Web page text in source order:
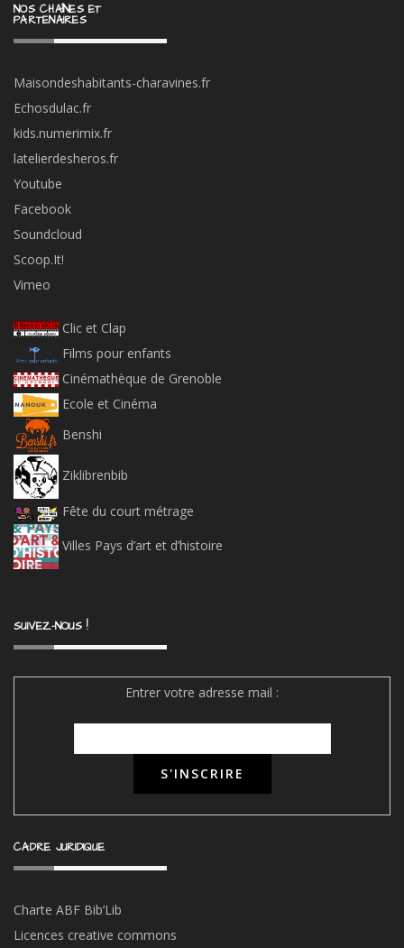
NOS CHAÎNES ET
PARTENAIRES
Maisondeshabitants-charavines.fr
Echosdulac.fr
kids.numerimix.fr
latelierdesheros.fr
Youtube
Facebook
Soundcloud
Scoop.It!
Vimeo
Clic et Clap
Films pour enfants
Cinémathèque de Grenoble
Ecole et Cinéma
Benshi
Ziklibrenbib
Fête du court métrage
Villes Pays d’art et d’histoire
SUIVEZ-NOUS !
Entrer votre adresse mail :
CADRE JURIDIQUE
Charte ABF Bib’Lib
Licences creative commons